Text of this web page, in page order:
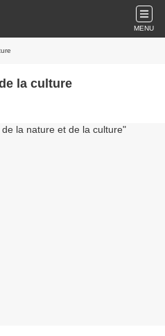
MENU
la culture